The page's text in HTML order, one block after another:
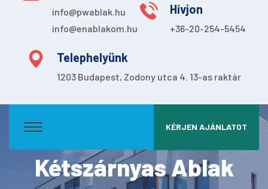
info@pwablak.hu
info@enablakom.hu
Hívjon
+36-20-254-5454
Telephelyünk
1203 Budapest, Zodony utca 4. 13-as raktár
KÉRJEN AJÁNLATOT
Kétszárnyas Ablak